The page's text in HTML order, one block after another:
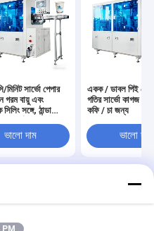
সার্ভো পেপার
গরম বায়ু এবং
সঙ্গে, ঠান্ডা
ভালো দাম
একক / ডাবল পিই
গতির সার্ভো কাগজ
কফি / চা জন্য
ভালো দাম
নীতি
© 2026 HAINING
PM